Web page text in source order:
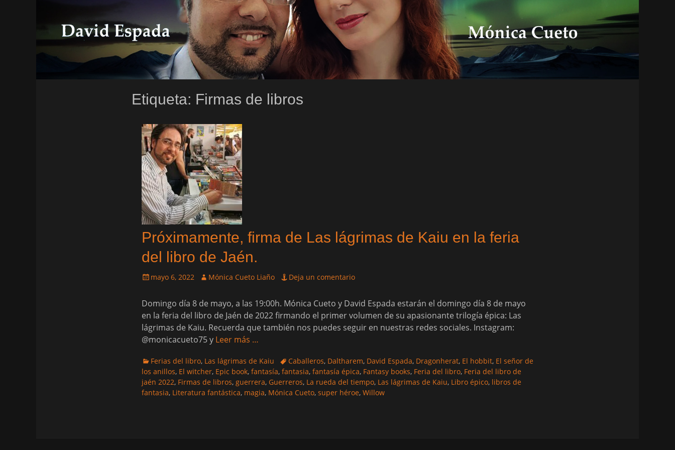
Etiqueta: Firmas de libros
Próximamente, firma de Las lágrimas de Kaiu en la feria
del libro de Jaén.
Publicado
mayo 6, 2022 AutorMónica Cueto Liaño Deja un comentario
Domingo día 8 de mayo, a las 19:00h. Mónica Cueto y David Espada estarán el domingo día 8 de mayo
en la feria del libro de Jaén de 2022 firmando el primer volumen de su apasionante trilogía épica: Las
lágrimas de Kaiu. Recuerda que también nos puedes seguir en nuestras redes sociales. Instagram:
@monicacueto75 y Leer más …
Categorias
Ferias del libro, Las lágrimas de Kaiu Etiquetas
Caballeros, Daltharem, David Espada, Dragonherat, El hobbit, El señor de
los anillos, El witcher, Epic book, fantasía, fantasia, fantasía épica, Fantasy books, Feria del libro, Feria del libro de
jaén 2022, Firmas de libros, guerrera, Guerreros, La rueda del tiempo, Las lágrimas de Kaiu, Libro épico, libros de
fantasia, Literatura fantástica, magia, Mónica Cueto, super héroe, Willow